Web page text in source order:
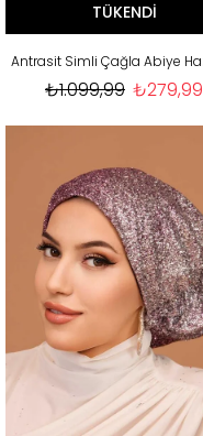
TÜKENDI
₺279,99
₺1.099,99